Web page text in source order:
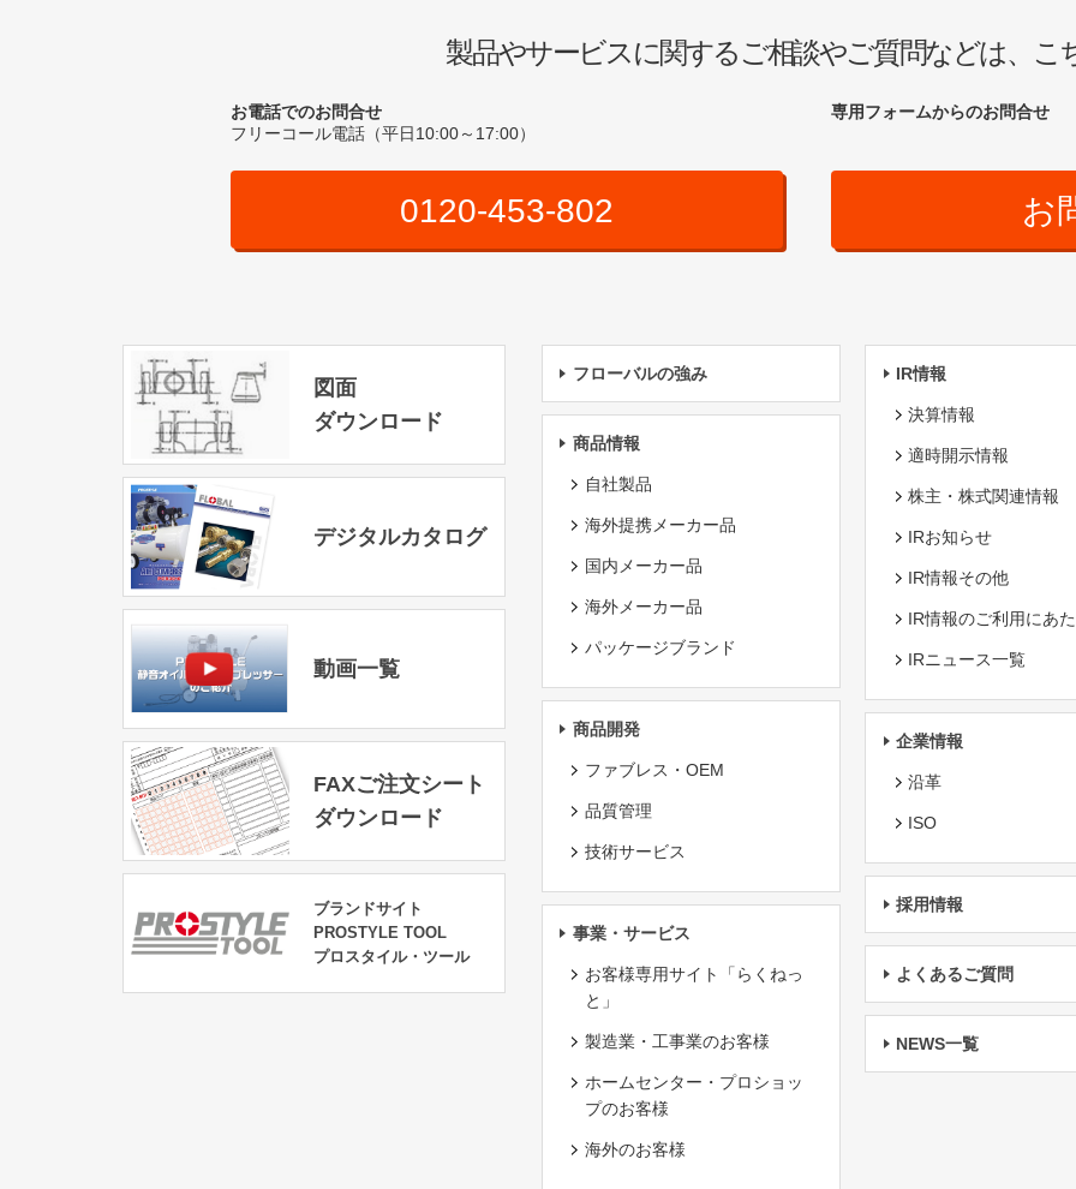
製品やサービスに関するご相談やご質問などは、こ
お電話でのお問合せ
フリーコール電話（平日10:00～17:00）
0120-453-802
専用フォームからのお問合せ
お
図面
ダウンロード
デジタルカタログ
動画一覧
FAXご注文シート
ダウンロード
ブランドサイト
PROSTYLE TOOL
プロスタイル・ツール
フローバルの強み
商品情報
自社製品
海外提携メーカー品
国内メーカー品
海外メーカー品
パッケージブランド
商品開発
ファブレス・OEM
品質管理
技術サービス
事業・サービス
お客様専用サイト「らくねっ
と」
製造業・工事業のお客様
ホームセンター・プロショッ
プのお客様
海外のお客様
IR情報
決算情報
適時開示情報
株主・株式関連情報
IRお知らせ
IR情報その他
IR情報のご利用にあ
IRニュース一覧
企業情報
沿革
ISO
採用情報
よくあるご質問
NEWS一覧